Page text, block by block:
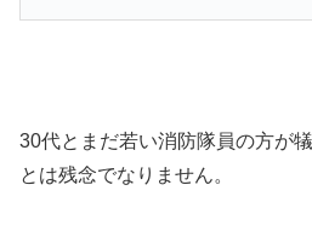
30代とまだ若い消防隊員の方が
とは残念でなりません。